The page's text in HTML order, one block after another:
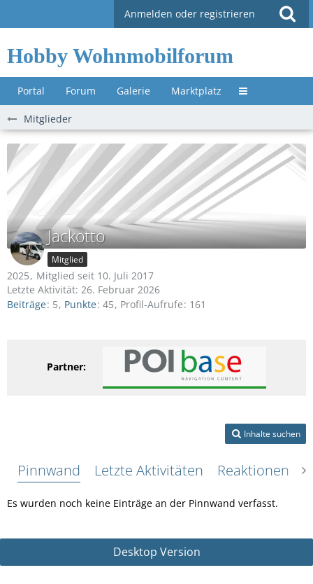
Anmelden oder registrieren
Hobby Wohnmobilforum
Portal Forum Galerie Marktplatz Untermenü »
Mitglieder
Jackotto
Mitglied
2025
Mitglied seit 10. Juli 2017
Letzte Aktivität: 26. Februar 2026
Beiträge 5 Punkte 45 Profil-Aufrufe 161
Partner:
Inhalte suchen
Pinnwand Letzte Aktivitäten Reaktionen
Es wurden noch keine Einträge an der Pinnwand verfasst.
Desktop Version